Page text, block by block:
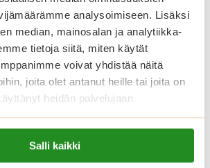
analysoimiseen. Lisäksi
median, mainosalan ja analytiikka-
tietoja siitä, miten käytät
voivat yhdistää näitä
joita olet antanut heille tai joita on
heidän palvelujaan.
evasteet/
Salli kaikki
Lue lisää
S
a
g
a
H
e